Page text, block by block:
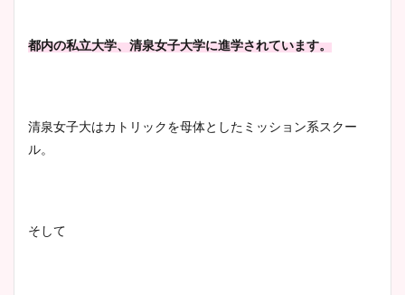
都内の私立大学、清泉女子大学に進学されています。
清泉女子大はカトリックを母体としたミッション系スクー
ル。
そして